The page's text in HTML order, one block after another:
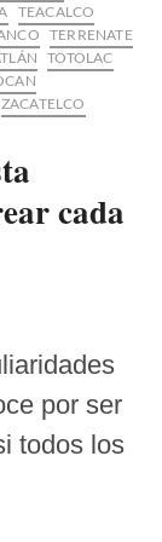
TEACALCO
TERRENATE
TOTOLAC
ZACATELCO
cada
por ser
todos los